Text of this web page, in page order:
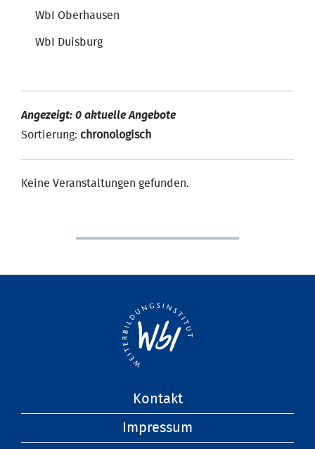
WbI Oberhausen
WbI Duisburg
Angezeigt: 0 aktuelle Angebote
Sortierung: chronologisch
Keine Veranstaltungen gefunden.
Kontakt
Impressum